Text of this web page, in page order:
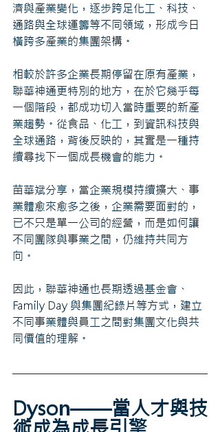
濟與產業變化，逐步跨足化工、科技、
通路與全球運籌等不同領域，形成今日
橫跨多產業的集團架構。
相較於許多企業長期停留在原有產業，
聯華神通更特別的地方，在於它幾乎每
一個階段，都成功切入當時重要的新產
業趨勢。從食品、化工，到資訊科技與
全球通路，背後反映的，其實是一種持
續尋找下一個成長機會的能力。
苗華斌分享，當企業規模持續擴大、事
業體愈來愈多之後，企業需要面對的，
已不只是單一公司的經營，而是如何讓
不同團隊與事業之間，仍維持共同方
向。
因此，聯華神通也長期透過基金會、
Family Day 與集團紀錄片等方式，建立
不同事業體與員工之間對集團文化與共
同價值的理解。
Dyson——當人才與技